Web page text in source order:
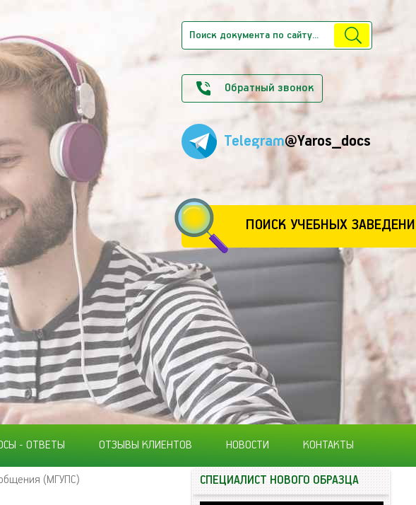
Обратный звонок
Telegram@Yaros_docs
ПОИСК УЧЕБНЫХ
- ОТВЕТЫ ОТЗЫВЫ КЛИЕНТОВ НОВОСТИ КОНТАКТЫ
(МГУПС) СПЕЦИАЛИСТ НОВОГО ОБРАЗЦА